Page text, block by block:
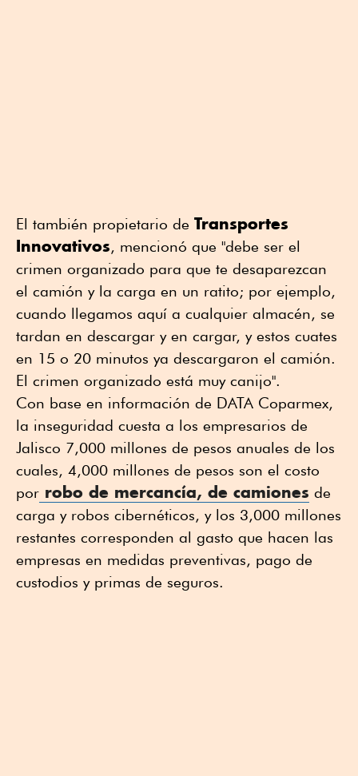
El también propietario de Transportes
Innovativos, mencionó que "debe ser el
crimen organizado para que te desaparezcan
el camión y la carga en un ratito; por ejemplo,
cuando llegamos aquí a cualquier almacén, se
tardan en descargar y en cargar, y estos cuates
en 15 o 20 minutos ya descargaron el camión.
El crimen organizado está muy canijo".
Con base en información de DATA Coparmex,
la inseguridad cuesta a los empresarios de
Jalisco 7,000 millones de pesos anuales de los
cuales, 4,000 millones de pesos son el costo
por robo de mercancía, de camiones de
carga y robos cibernéticos, y los 3,000 millones
restantes corresponden al gasto que hacen las
empresas en medidas preventivas, pago de
custodios y primas de seguros.